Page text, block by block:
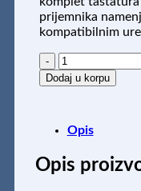
prijemnika
kompatibilnim
Wireless
Keyboard
and
tastatura
USB
Dodaj u korpu
Opis
Opis